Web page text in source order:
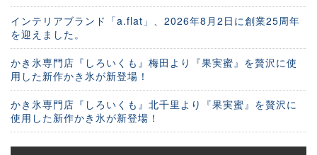
インテリアブランド「a.flat」、2026年8月2日に創業25周年
を迎えました。
かき氷専門店『しろいくも』梅田より『果実蜜』を贅沢に使
用した新作かき氷が新登場！
かき氷専門店『しろいくも』北千里より『果実蜜』を贅沢に
使用した新作かき氷が新登場！